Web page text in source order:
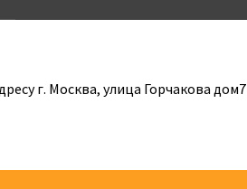
г. Москва, улица Горчакова дом7